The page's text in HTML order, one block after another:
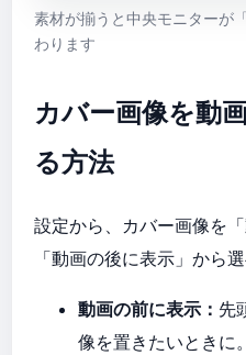
素材が揃うと中央モニターが
わります
カバー画像を動
る方法
設定から、カバー画像を
「動画の後に表示」から選
動画の前に表示： 先
像を置きたいときに。